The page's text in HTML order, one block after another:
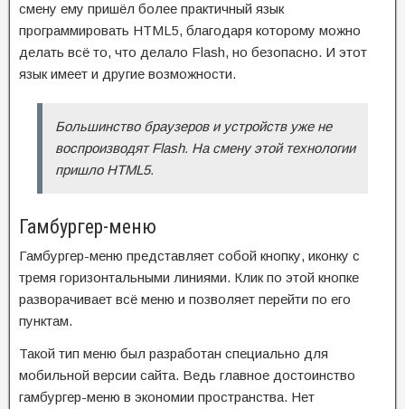
смену ему пришёл более практичный язык
программировать HTML5, благодаря которому можно
делать всё то, что делало Flash, но безопасно. И этот
язык имеет и другие возможности.
Большинство браузеров и устройств уже не
воспроизводятFlash. На смену этой технологии
пришло HTML5.
Гамбургер-меню
Гамбургер-меню представляет собой кнопку, иконку с
тремя горизонтальными линиями. Клик по этой кнопке
разворачивает всё меню и позволяет перейти по его
пунктам.
Такой тип меню был разработан специально для
мобильной версии сайта. Ведь главное достоинство
гамбургер-меню в экономии пространства. Нет